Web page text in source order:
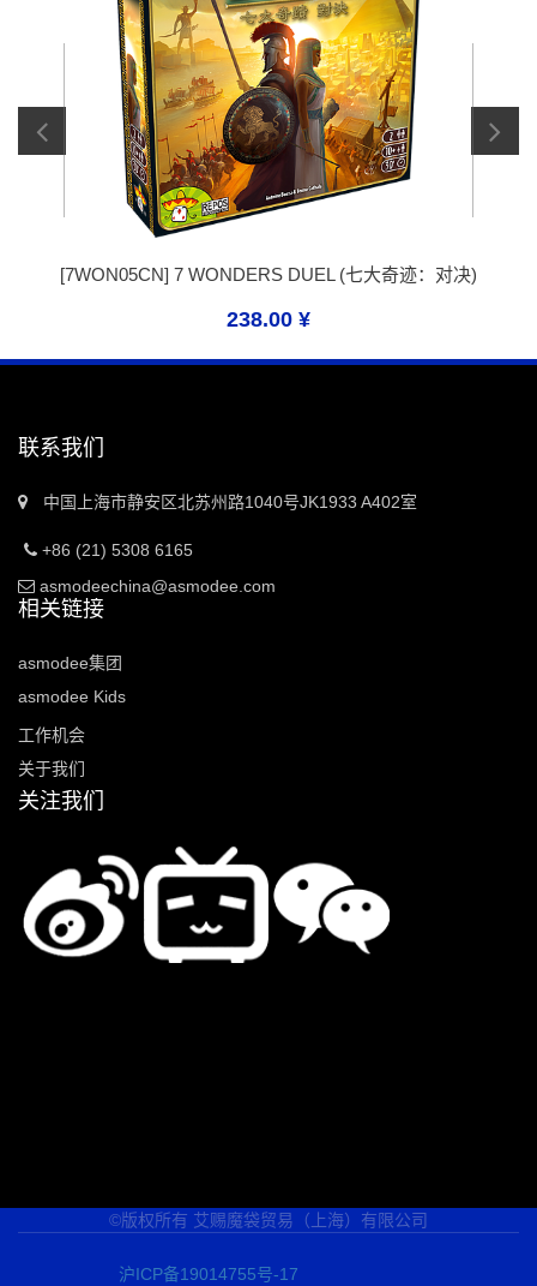
[7WON05CN] 7 WONDERS DUEL (七大奇迹：对决)
238.00 ¥
联系我们
中国上海市静安区北苏州路1040号JK1933 A402室
+86 (21) 5308 6165
asmodeechina@asmodee.com
相关链接
asmodee集团
asmodee Kids
工作机会
关于我们
关注我们
©版权所有 艾赐魔袋贸易（上海）有限公司
沪ICP备19014755号-17